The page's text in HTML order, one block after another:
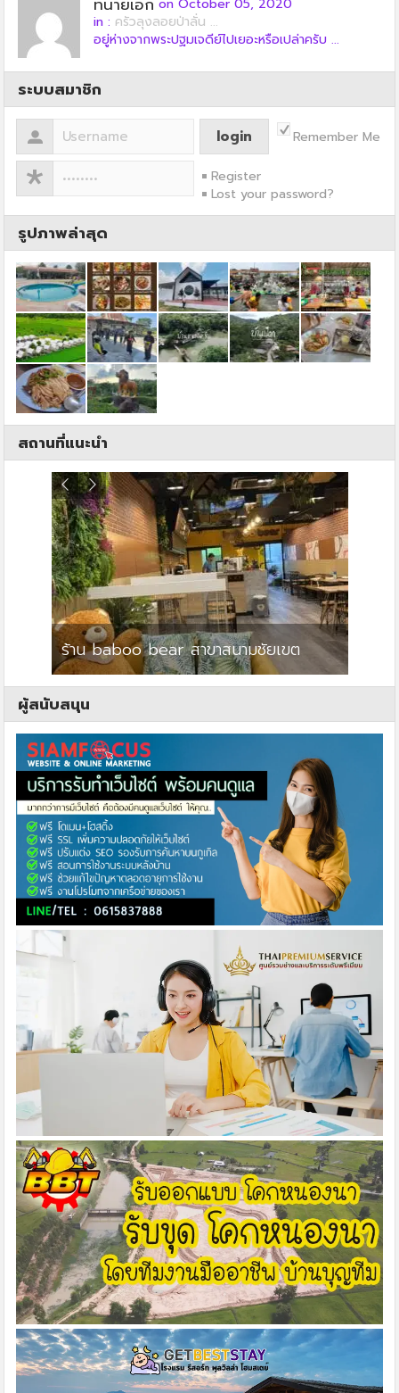
on October 05, 2020
in : ครัวลุงลอยป่าลั่น ...
อยู่ห่างจากพระปฐมเจดีย์ไปเยอะหรือเปล่าครับ ...
ระบบสมาชิก
Remember Me
Register
Lost your password?
รูปภาพล่าสุด
สถานที่แนะนำ
ร้าน baboo bear สาขาสนามชัยเขต
ผู้สนับสนุน